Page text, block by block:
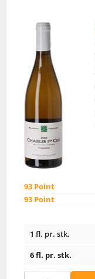
93 Point
93 Point
1 fl. pr. stk.
6 fl. pr. stk.